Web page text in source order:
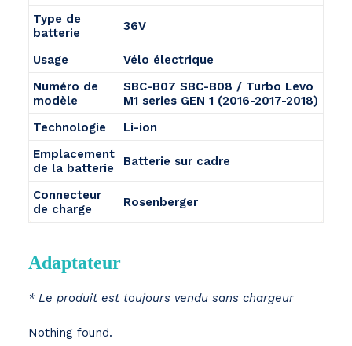
Type de
batterie
36V
Usage
Vélo électrique
Numéro de
modèle
SBC-B07 SBC-B08 / Turbo Levo
M1 series GEN 1 (2016-2017-2018)
Technologie
Li-ion
Emplacement
de la batterie
Batterie sur cadre
Connecteur
de charge
Rosenberger
Adaptateur
* Le produit est toujours vendu sans chargeur
Nothing found.